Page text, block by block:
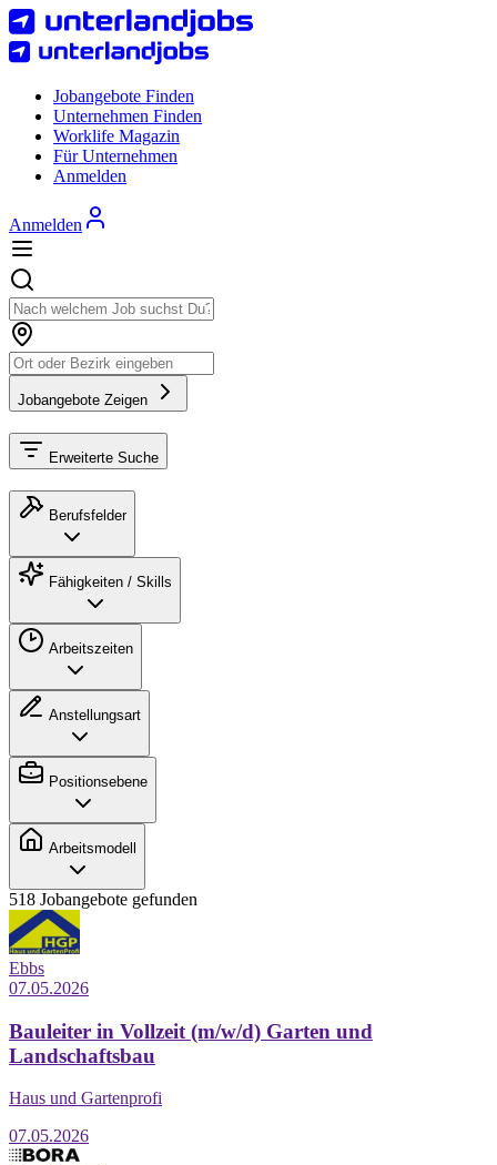
Jobangebote Finden
Unternehmen Finden
Worklife Magazin
Für Unternehmen
Anmelden
Anmelden
Jobangebote Zeigen
Erweiterte Suche
Berufsfelder
Fähigkeiten / Skills
Arbeitszeiten
Anstellungsart
Positionsebene
Arbeitsmodell
518 Jobangebote gefunden
Ebbs
07.05.2026
Bauleiter in Vollzeit (m/w/d) Garten und
Landschaftsbau
Haus und Gartenprofi
07.05.2026